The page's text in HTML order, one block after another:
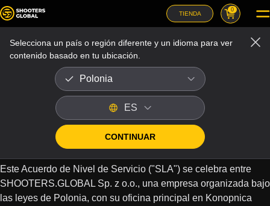
TIENDA
0
Selecciona un país o región diferente y un idioma para ver
contenido basado en tu ubicación.
Polonia
ES
CONTINUAR
Menú legal
Acuerdo de Nivel de Servicio
Última actualización: 2 de marzo de 2026
Este Acuerdo de Nivel de Servicio ("SLA") se celebra entre
SHOOTERS.GLOBAL Sp. z o.o., una empresa organizada bajo
las leyes de Polonia, con su oficina principal en Konopnica